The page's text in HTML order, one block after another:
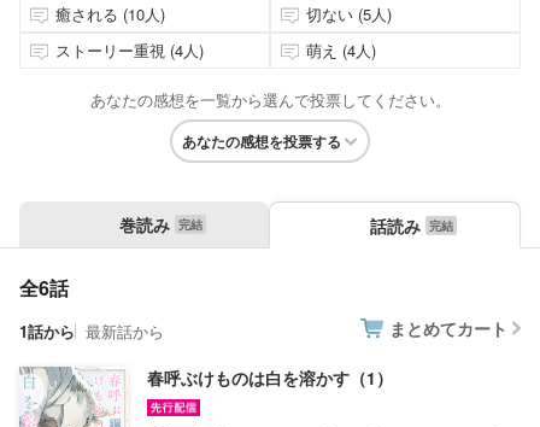
癒される (10人)
切ない (5人)
ストーリー重視 (4人)
萌え (4人)
あなたの感想を一覧から選んで投票してください。
あなたの感想を投票する
巻読み 話読み
全6話
1話から 最新話から まとめてカート
春呼ぶけものは白を溶かす（1）